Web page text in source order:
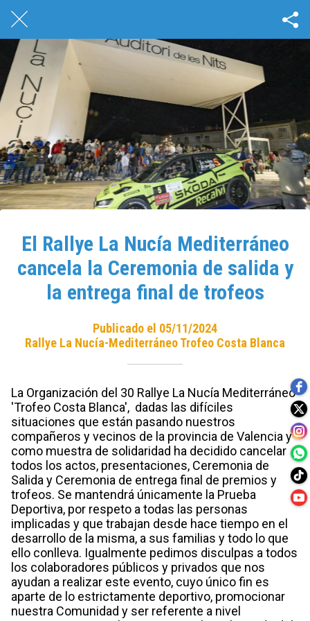
El Rallye La Nucía Mediterráneo
cancela la Ceremonia de salida y
la entrega final de trofeos
Publicado el 05/11/2024
Rallye La Nucía-Mediterráneo Trofeo Costa Blanca
La Organización del 30 Rallye La Nucía Mediterráneo
'Trofeo Costa Blanca', dadas las difíciles
situaciones que están pasando nuestros
compañeros y vecinos de la provincia de Valencia y
como muestra de solidaridad ha decidido cancelar
todos los actos, presentaciones, Ceremonia de
Salida y Ceremonia de entrega final de premios y
trofeos. Se mantendrá únicamente la Prueba
Deportiva, por respeto a todas las personas
implicadas y que trabajan desde hace tiempo en el
desarrollo de la misma, a sus familias y todo lo que
ello conlleva. Igualmente pedimos disculpas a todos
los colaboradores públicos y privados que nos
ayudan a realizar este evento, cuyo único fin es
aparte de lo estrictamente deportivo, promocionar
nuestra Comunidad y ser referente a nivel